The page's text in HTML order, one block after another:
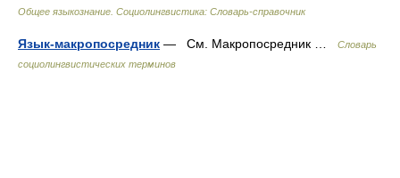
Общее языкознание. Социолингвистика: Словарь-справочник
Язык-макропосредник — См. Макропосредник …
Словарь
социолингвистических терминов